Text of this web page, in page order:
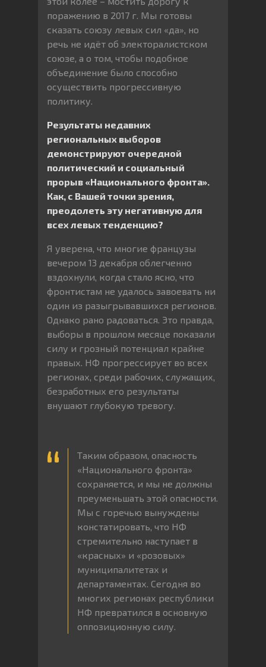
поражению в 2017 г. Мы готовы
сказать союзу левых сил «да», но
речь не идёт об электоралистском
союзе, а о том, чтобы подобное
объединение было способно
осуществить прогрессивную
политику.
Результаты недавних
региональных выборов
демонстрируют очередной
политический и социальный
прорыв «Национального фронта».
Как, с Вашей точки зрения,
преодолеть эту негативную для
всех левых тенденцию?
Я уверена, что многие французы
вечером 13 декабря облегченно
вздохнули, когда стало ясно, что
фронтистам не удалось завоевать ни
один из разыгрывавшихся регионов.
Однако рано радоваться. Это правда,
выборы в прошлом месяце показали
силу и грозный потенциал крайне
правых. НФ прогрессирует во всех
регионах, среди рабочих, служащих,
безработных его результаты
внушают глубокую тревогу.
Таким образом, опасность
«Национального фронта»
сохраняется, и мы не должны
преуменьшать этой опасности.
Мы с горечью вынуждены
констатировать, что НФ
стремительно наступает в
«красных» и «розовых»
муниципалитетах и
департаментах. Сегодня во
многих регионах республики
НФ превратился в основную
оппозиционную силу.